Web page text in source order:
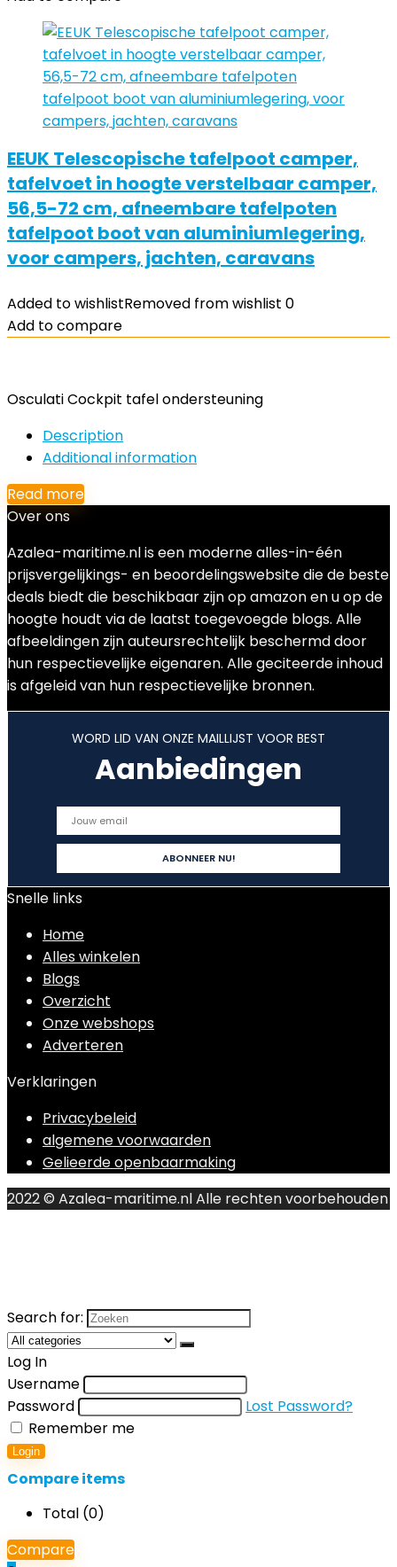
EEUK Telescopische tafelpoot camper,
tafelvoet in hoogte verstelbaar camper,
56,5-72 cm, afneembare tafelpoten
tafelpoot boot van aluminiumlegering,
voor campers, jachten, caravans
Added to wishlistRemoved from wishlist 0
Add to compare
Osculati Cockpit tafel ondersteuning
Description
Additional information
Read more
Over ons
Azalea-maritime.nl is een moderne alles-in-één
prijsvergelijkings- en beoordelingswebsite die de beste
deals biedt die beschikbaar zijn op amazon en u op de
hoogte houdt via de laatst toegevoegde blogs. Alle
afbeeldingen zijn auteursrechtelijk beschermd door
hun respectievelijke eigenaren. Alle geciteerde inhoud
is afgeleid van hun respectievelijke bronnen.
WORD LID VAN ONZE MAILLIJST VOOR BEST
Aanbiedingen
Snelle links
Home
Alles winkelen
Blogs
Overzicht
Onze webshops
Adverteren
Verklaringen
Privacybeleid
algemene voorwaarden
Gelieerde openbaarmaking
2022 © Azalea-maritime.nl Alle rechten voorbehouden
Search for:
Log In
Username
Password
Lost Password?
Remember me
Login
Compare items
Total (0)
Compare